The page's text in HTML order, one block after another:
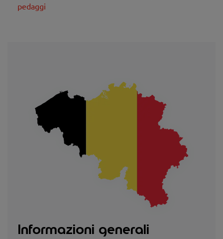
pedaggi
Informazioni generali